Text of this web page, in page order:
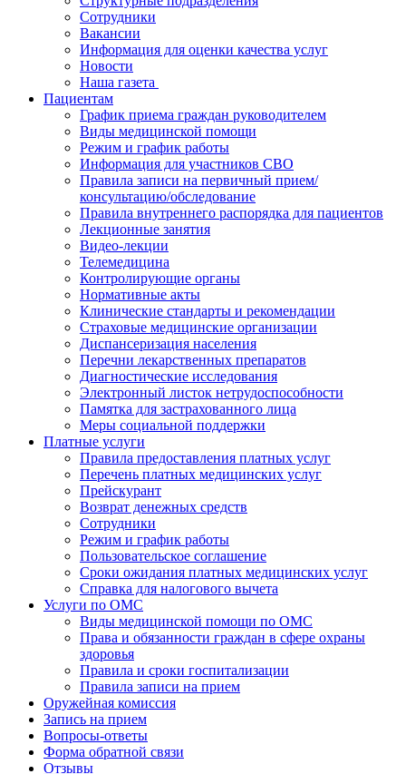
Сотрудники
Вакансии
Информация для оценки качества услуг
Новости
​​Наша газета
Пациентам
График приема граждан руководителем
Виды медицинской помощи
Режим и график работы
Информация для участников СВО
Правила записи на первичный прием/
консультацию/обследование
Правила внутреннего распорядка для пациентов
Лекционные занятия
Видео-лекции
Телемедицина
Контролирующие органы
Нормативные акты
Клинические стандарты и рекомендации
Страховые медицинские организации
Диспансеризация населения
Перечни лекарственных препаратов
Диагностические исследования
Электронный листок нетрудоспособности
Памятка для застрахованного лица
Меры социальной поддержки
Платные услуги
Правила предоставления платных услуг
Перечень платных медицинских услуг
Прейскурант
Возврат денежных средств
Сотрудники
Режим и график работы
Пользовательское соглашение
Сроки ожидания платных медицинских услуг
Справка для налогового вычета
Услуги по ОМС
Виды медицинской помощи по ОМС
Права и обязанности граждан в сфере охраны
здоровья
Правила и сроки госпитализации
Правила записи на прием
Оружейная комиссия
Запись на прием
Вопросы-ответы
Форма обратной связи
Отзывы